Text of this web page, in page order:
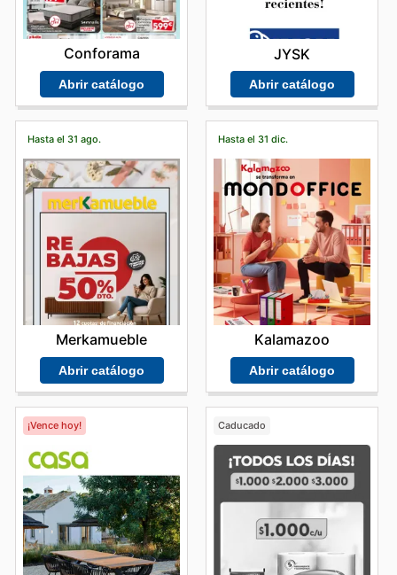
Conforama
Abrir catálogo
JYSK
Abrir catálogo
Hasta el 31 ago.
Merkamueble
Abrir catálogo
Hasta el 31 dic.
Kalamazoo
Abrir catálogo
¡Vence hoy! Caducado